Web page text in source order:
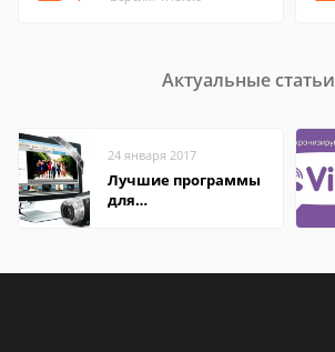
Актуальные статьи
24 января 2017
Лучшие программы
для